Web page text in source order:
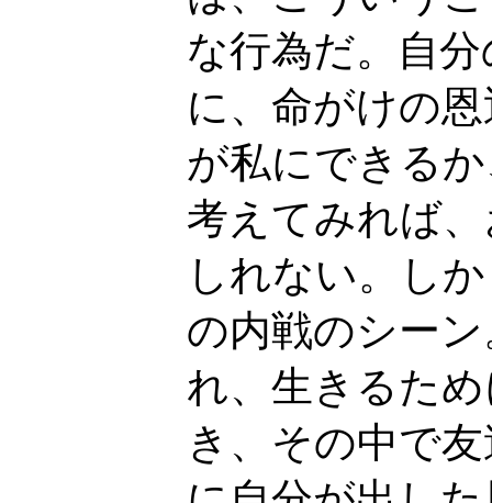
な行為だ。自
に、命がけの
が私にできる
考えてみれば
しれない。し
の内戦のシー
れ、生きるた
き、その中で